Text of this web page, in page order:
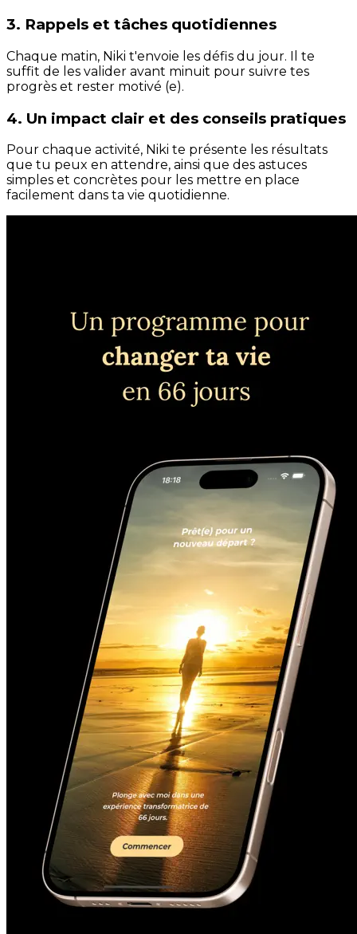
3. Rappels et tâches quotidiennes
Chaque matin, Niki t'envoie les défis du jour. Il te
suffit de les valider avant minuit pour suivre tes
progrès et rester motivé (e).
4. Un impact clair et des conseils pratiques
Pour chaque activité, Niki te présente les résultats
que tu peux en attendre, ainsi que des astuces
simples et concrètes pour les mettre en place
facilement dans ta vie quotidienne.